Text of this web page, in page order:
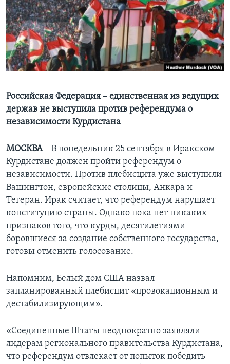
Learning English
СОЦИАЛЬНЫЕ СЕТИ
Языки
Российская Федерация – единственная из ведущих
держав не выступила против референдума о
независимости Курдистана
МОСКВА – В понедельник 25 сентября в Иракском
Курдистане должен пройти референдум о
независимости. Против плебисцита уже выступили
Вашингтон, европейские столицы, Анкара и
Тегеран. Ирак считает, что референдум нарушает
конституцию страны. Однако пока нет никаких
признаков того, что курды, десятилетиями
боровшиеся за создание собственного государства,
готовы отменить голосование.
Напомним, Белый дом США назвал
запланированный плебисцит «провокационным и
дестабилизирующим».
«Соединенные Штаты неоднократно заявляли
лидерам регионального правительства Курдистана,
что референдум отвлекает от попыток победить